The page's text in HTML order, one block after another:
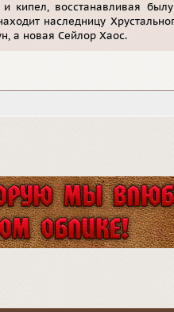
кипел, восстанавливая
наследницу
а новая Сейлор Хаос.